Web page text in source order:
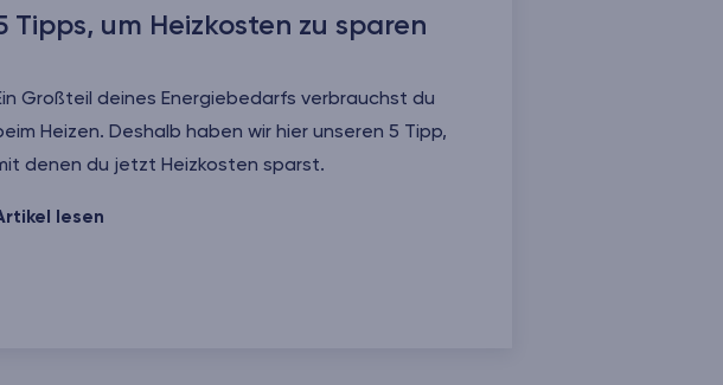
Tipps, um Heizkosten zu sparen
Großteil deines Energiebedarfs verbrauchst du
Heizen. Deshalb haben wir hier unseren 5 Tipp,
denen du jetzt Heizkosten sparst.
Tipps, um Heizkosten zu sparen
lesen